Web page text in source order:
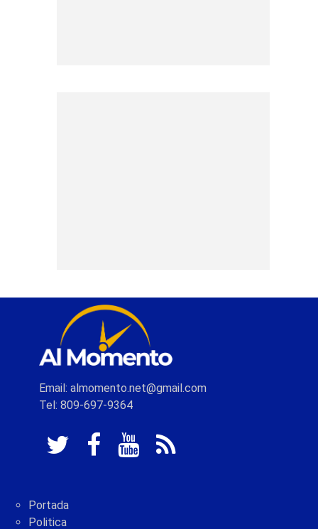
Email: almomento.net@gmail.com
Tel: 809-697-9364
Portada
Politica